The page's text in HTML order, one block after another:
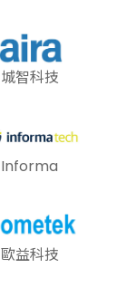
城智科技
Informa
歐益科技